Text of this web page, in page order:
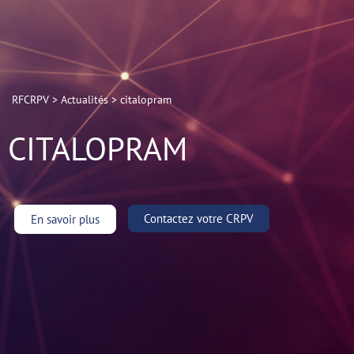
RFCRPV> Actualités> citalopram
CITALOPRAM
En savoir plus Contactez votre CRPV